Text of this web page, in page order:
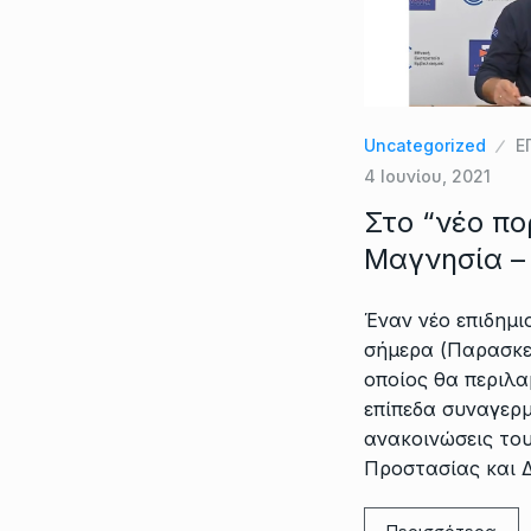
Uncategorized
4 Ιουνίου, 2021
Στο “νέο
Μαγνησία –
Έναν νέο
σήμερα
οποίος θα
επίπεδα
ανακοινώσεις
Προστασίας και